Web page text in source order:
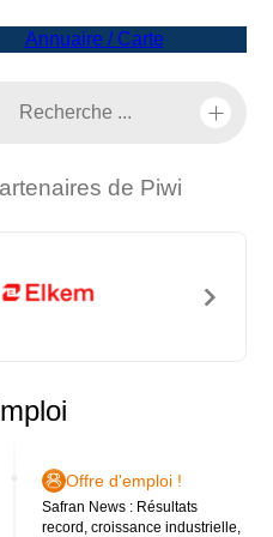
Annuaire / Carte
de Piwi
Offre d'emploi !
Safran News : Résultats
record, croissance industrielle,